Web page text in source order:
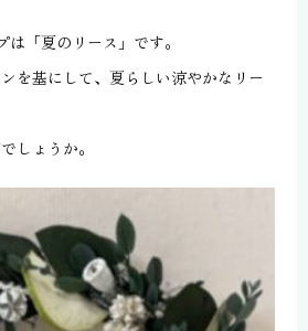
「夏のリース」です。
を基にして、夏らしい涼やかなリー
しょうか。